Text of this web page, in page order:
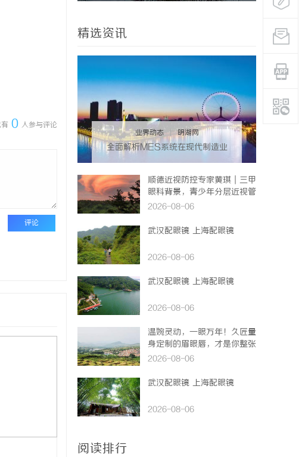
0 人参与评论
评论
精选资讯
业界动态 | 明湖网
全面解析MES系统在现代制造业
顺德近视防控专家黄琪｜三甲
眼科背景，青少年分层近视管
理医
2026-08-06
武汉配眼镜 上海配眼镜
2026-08-06
武汉配眼镜 上海配眼镜
2026-08-06
温婉灵动，一眼万年！久匠量
身定制的眉眼唇，才是你整张
脸的点睛之笔！淡颜系女生的
2026-08-06
武汉配眼镜 上海配眼镜
2026-08-06
阅读排行